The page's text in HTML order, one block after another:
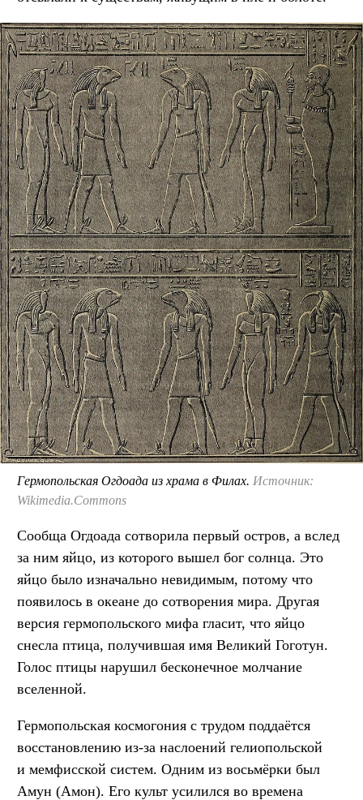
Гермопольская Огдоада из храма в Филах. Источник:
Wikimedia.Commons
Сообща Огдоада сотворила первый остров, а вслед
за ним яйцо, из которого вышел бог солнца. Это
яйцо было изначально невидимым, потому что
появилось в океане до сотворения мира. Другая
версия гермопольского мифа гласит, что яйцо
снесла птица, получившая имя Великий Гоготун.
Голос птицы нарушил бесконечное молчание
вселенной.
Гермопольская космогония с трудом поддаётся
восстановлению из-за наслоений гелиопольской
и мемфисской систем. Одним из восьмёрки был
Амун (Амон). Его культ усилился во времена